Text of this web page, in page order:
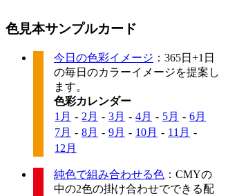
色見本サンプルカード
今日の色彩イメージ ：365日+1日
の毎日のカラーイメージを提案し
ます。
色彩カレンダー
1月 - 2月 - 3月 - 4月 - 5月 - 6月
7月 - 8月 - 9月 - 10月 - 11月 -
12月
純色で組み合わせる色 ：CMYの
中の2色の掛け合わせでできる配